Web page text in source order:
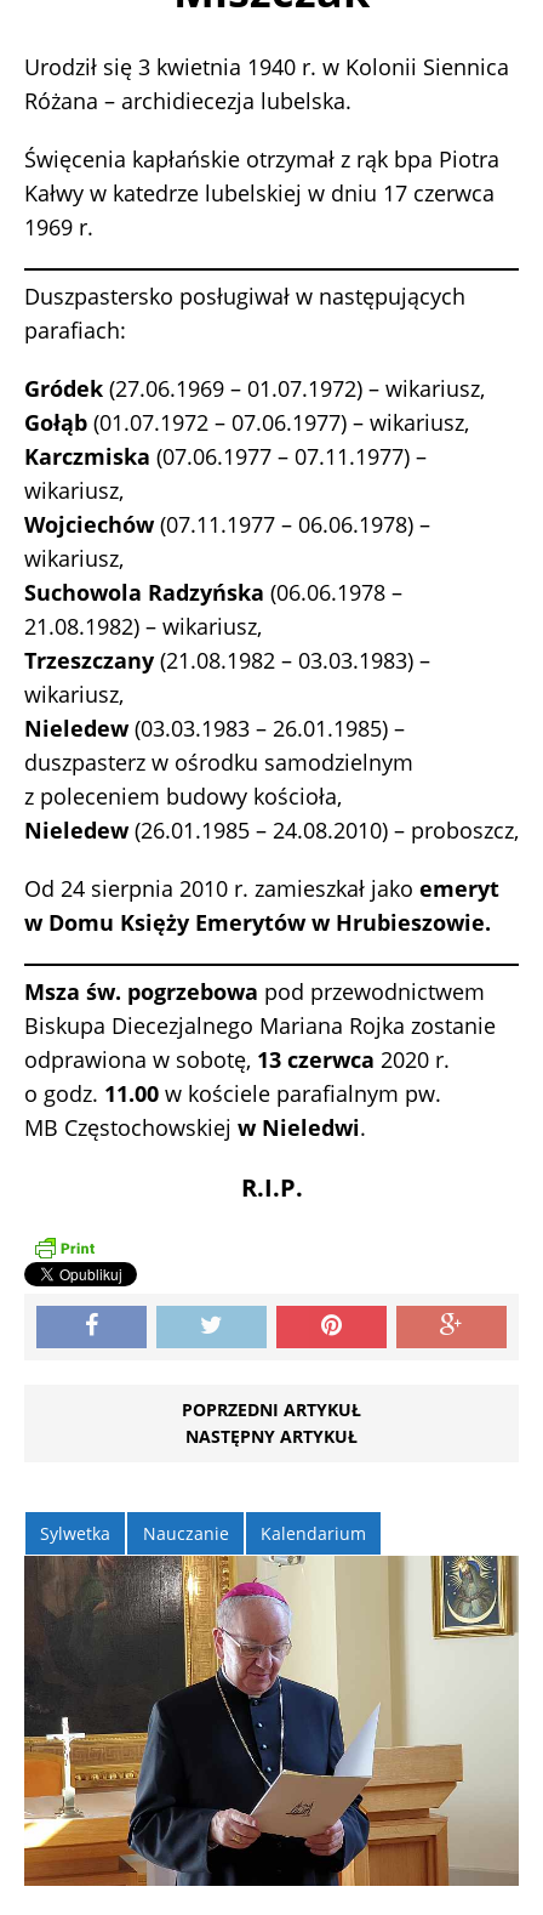
Urodził się 3 kwietnia 1940 r. w Kolonii Siennica
Różana – archidiecezja lubelska.
Święcenia kapłańskie otrzymał z rąk bpa Piotra
Kałwy w katedrze lubelskiej w dniu 17 czerwca
1969 r.
Duszpastersko posługiwał w następujących
parafiach:
Gródek (27.06.1969 – 01.07.1972) – wikariusz,
Gołąb (01.07.1972 – 07.06.1977) – wikariusz,
Karczmiska (07.06.1977 – 07.11.1977) –
wikariusz,
Wojciechów(07.11.1977 – 06.06.1978) –
wikariusz,
Suchowola Radzyńska (06.06.1978 –
21.08.1982) – wikariusz,
Trzeszczany (21.08.1982 – 03.03.1983) –
wikariusz,
Nieledew(03.03.1983 – 26.01.1985) –
duszpasterz w ośrodku samodzielnym
z poleceniem budowy kościoła,
Nieledew(26.01.1985 – 24.08.2010) – proboszcz,
Od 24 sierpnia 2010 r. zamieszkał jako emeryt
w Domu Księży Emerytów w Hrubieszowie.
Msza św. pogrzebowa pod przewodnictwem
Biskupa Diecezjalnego Mariana Rojka zostanie
odprawiona w sobotę, 13 czerwca 2020 r.
o godz. 11.00 w kościele parafialnym pw.
MB Częstochowskiej w Nieledwi.
R.I.P.
POPRZEDNI ARTYKUŁ
NASTĘPNY ARTYKUŁ
Sylwetka Nauczanie Kalendarium